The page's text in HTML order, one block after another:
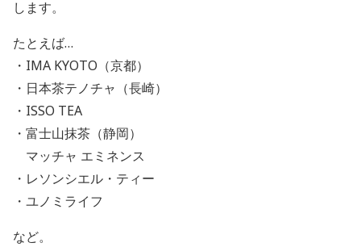
します。
たとえば…
・IMA KYOTO（京都）
・日本茶テノチャ（長崎）
・ISSO TEA
・富士山抹茶（静岡）
マッチャ エミネンス
・レソンシエル・ティー
・ユノミライフ
など。